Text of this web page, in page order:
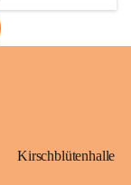
Kirschblütenhalle